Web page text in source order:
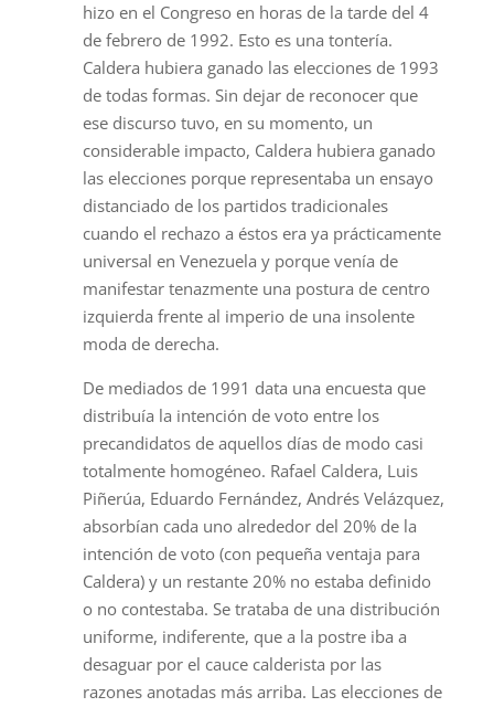
hizo en el Congreso en horas de la tarde del 4
de febrero de 1992. Esto es una tontería.
Caldera hubiera ganado las elecciones de 1993
de todas formas. Sin dejar de reconocer que
ese discurso tuvo, en su momento, un
considerable impacto, Caldera hubiera ganado
las elecciones porque representaba un ensayo
distanciado de los partidos tradicionales
cuando el rechazo a éstos era ya prácticamente
universal en Venezuela y porque venía de
manifestar tenazmente una postura de centro
izquierda frente al imperio de una insolente
moda de derecha.
De mediados de 1991 data una encuesta que
distribuía la intención de voto entre los
precandidatos de aquellos días de modo casi
totalmente homogéneo. Rafael Caldera, Luis
Piñerúa, Eduardo Fernández, Andrés Velázquez,
absorbían cada uno alrededor del 20% de la
intención de voto (con pequeña ventaja para
Caldera) y un restante 20% no estaba definido
o no contestaba. Se trataba de una distribución
uniforme, indiferente, que a la postre iba a
desaguar por el cauce calderista por las
razones anotadas más arriba. Las elecciones de